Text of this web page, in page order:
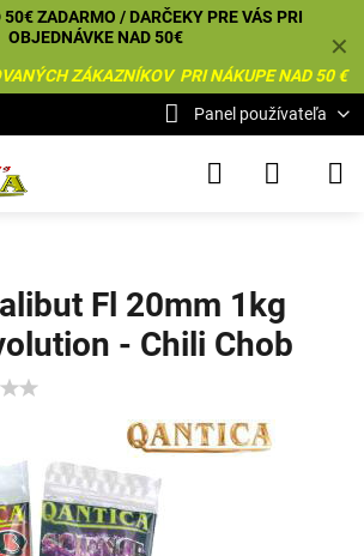
✕
50€ ZADARMO / DARČEKY PRE VÁS PRI
OBJEDNÁVKE NAD 50€
ZÁKAZNÍKOV PRI NÁKUPE NAD 50 €
Panel používateľa
Fl 20mm 1kg
- Chili Chob